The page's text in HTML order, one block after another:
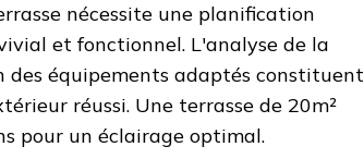
nécessite une planification
et fonctionnel. L'analyse de la
des équipements adaptés constituent
réussi. Une terrasse de 20m²
pour un éclairage optimal.